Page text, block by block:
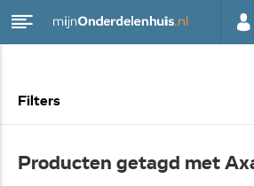
Filters
Producten getagd met